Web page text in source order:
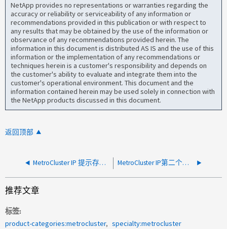
NetApp provides no representations or warranties regarding the
accuracy or reliability or serviceability of any information or
recommendations provided in this publication or with respect to
any results that may be obtained by the use of the information or
observance of any recommendations provided herein. The
information in this document is distributed AS IS and the use of this
information or the implementation of any recommendations or
techniques herein is a customer's responsibility and depends on
the customer's ability to evaluate and integrate them into the
customer's operational environment. This document and the
information contained herein may be used solely in connection with
the NetApp products discussed in this document.
返回顶部
MetroCluster IP 提示存储故障转移互连错误、 NVRAM 日志未同步、磁盘清单未交换 MetroCluster IP第二个集群在第一次集群断电后关闭
推荐文章
标签
product-categories:metrocluster
specialty:metrocluster